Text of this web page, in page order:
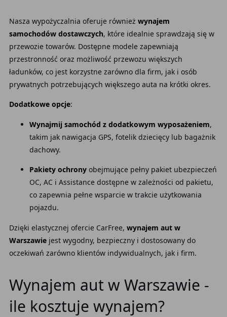
Nasza wypożyczalnia oferuje również wynajem
samochodów dostawczych, które idealnie sprawdzają się w
przewozie towarów. Dostępne modele zapewniają
przestronność oraz możliwość przewozu większych
ładunków, co jest korzystne zarówno dla firm, jak i osób
prywatnych potrzebujących większego auta na krótki okres.
Dodatkowe opcje:
Wynajmij samochód z dodatkowym wyposażeniem,
takim jak nawigacja GPS, fotelik dziecięcy lub bagażnik
dachowy.
Pakiety ochronyobejmujące pełny pakiet ubezpieczeń
OC, AC i Assistance dostępne w zależności od pakietu,
co zapewnia pełne wsparcie w trakcie użytkowania
pojazdu.
Dzięki elastycznej ofercie CarFree, wynajem aut w
Warszawiejest wygodny, bezpieczny i dostosowany do
oczekiwań zarówno klientów indywidualnych, jak i firm.
Wynajem aut w Warszawie -
ile kosztuje wynajem?